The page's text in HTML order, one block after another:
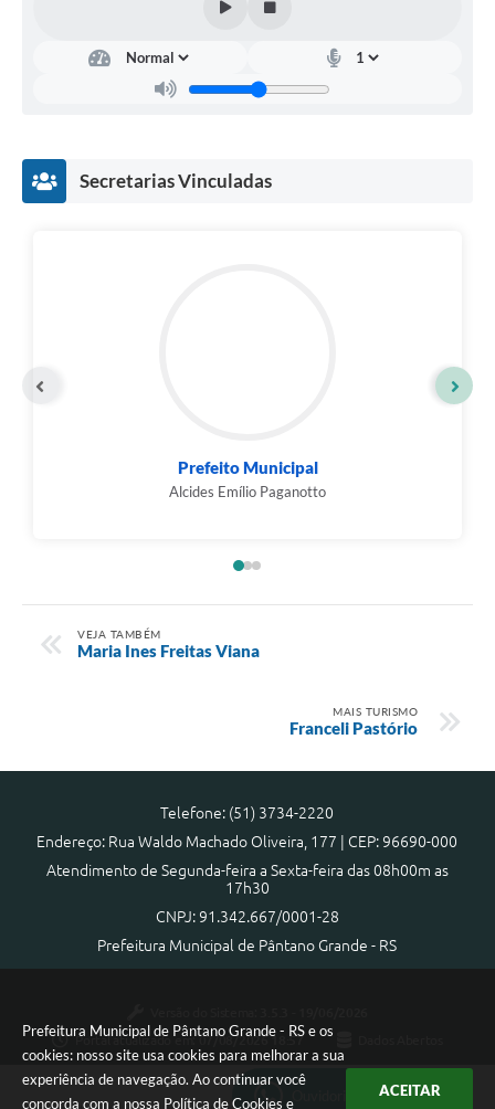
Prefeitura Municipal de Pântano Grande - RS e os
cookies: nosso site usa cookies para melhorar a sua
experiência de navegação. Ao continuar você
concorda com a nossa Política de Cookies e
ACEITAR
Secretarias Vinculadas
Prefeito Municipal
Alcides Emílio Paganotto
VEJA TAMBÉM
Maria Ines Freitas Viana
MAIS TURISMO
Franceli Pastório
Ouvidoria Municipal
Telefone: (51) 3734-2220
Endereço: Rua Waldo Machado Oliveira, 177 | CEP: 96690-000
Atendimento de Segunda-feira a Sexta-feira das 08h00m as
17h30
CNPJ: 91.342.667/0001-28
Prefeitura Municipal de Pântano Grande - RS
Portal atualizado em:07/08/2026 18:57